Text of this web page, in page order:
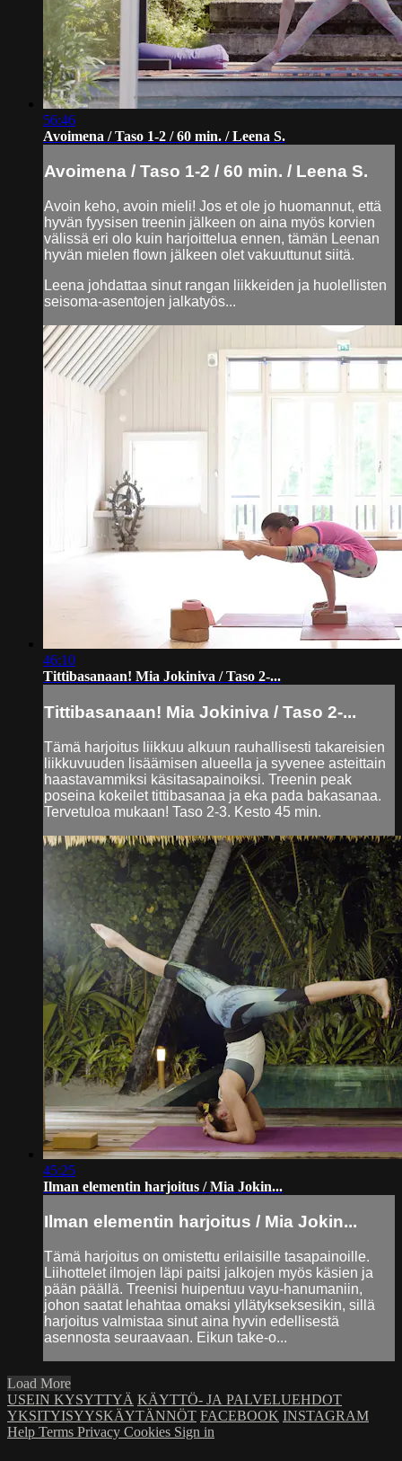
56:46
Avoimena / Taso 1-2 / 60 min. / Leena S.
Avoimena / Taso 1-2 / 60 min. / Leena S.
Avoin keho, avoin mieli! Jos et ole jo huomannut, että
hyvän fyysisen treenin jälkeen on aina myös korvien
välissä eri olo kuin harjoittelua ennen, tämän Leenan
hyvän mielen flown jälkeen olet vakuuttunut siitä.
Leena johdattaa sinut rangan liikkeiden ja huolellisten
seisoma-asentojen jalkatyös...
46:10
Tittibasanaan! Mia Jokiniva / Taso 2-...
Tittibasanaan! Mia Jokiniva / Taso 2-...
Tämä harjoitus liikkuu alkuun rauhallisesti takareisien
liikkuvuuden lisäämisen alueella ja syvenee asteittain
haastavammiksi käsitasapainoiksi. Treenin peak
poseina kokeilet tittibasanaa ja eka pada bakasanaa.
Tervetuloa mukaan! Taso 2-3. Kesto 45 min.
45:25
Ilman elementin harjoitus / Mia Jokin...
Ilman elementin harjoitus / Mia Jokin...
Tämä harjoitus on omistettu erilaisille tasapainoille.
Liihottelet ilmojen läpi paitsi jalkojen myös käsien ja
pään päällä. Treenisi huipentuu vayu-hanumaniin,
johon saatat lehahtaa omaksi yllätykseksesikin, sillä
harjoitus valmistaa sinut aina hyvin edellisestä
asennosta seuraavaan. Eikun take-o...
Load More
USEIN KYSYTTYÄ KÄYTTÖ- JA PALVELUEHDOT
YKSITYISYYSKÄYTÄNNÖT FACEBOOK INSTAGRAM
Help Terms Privacy Cookies Sign in